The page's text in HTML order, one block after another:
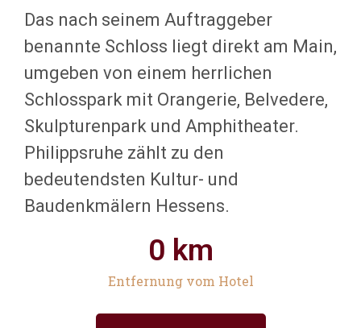
Burg Ronneburg
Das nach seinem Auftraggeber
benannte Schloss liegt direkt am Main,
umgeben von einem herrlichen
Schlosspark mit Orangerie, Belvedere,
Skulpturenpark und Amphitheater.
Philippsruhe zählt zu den
bedeutendsten Kultur- und
Baudenkmälern Hessens.
0 km
Entfernung vom Hotel